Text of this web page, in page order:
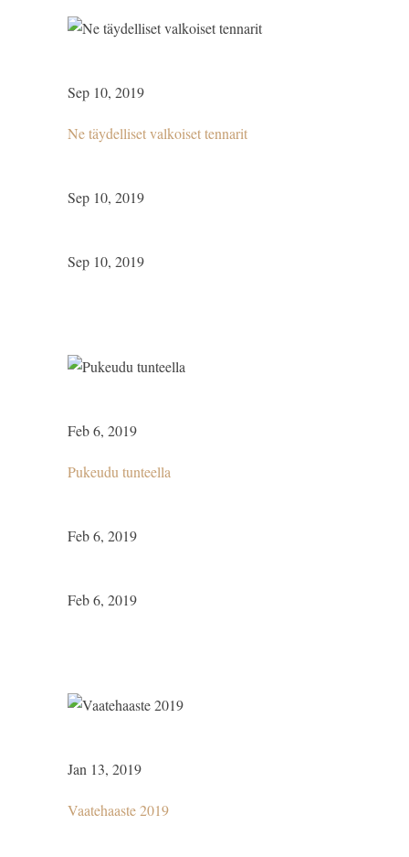
Sep 10, 2019
Ne täydelliset valkoiset tennarit
Sep 10, 2019
Sep 10, 2019
Feb 6, 2019
Pukeudu tunteella
Feb 6, 2019
Feb 6, 2019
Jan 13, 2019
Vaatehaaste 2019